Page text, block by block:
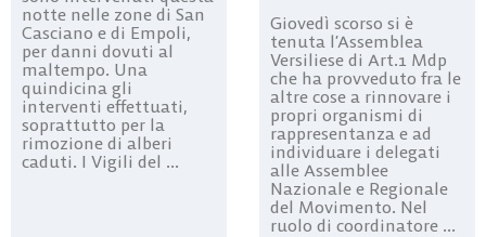
notte nelle zone di San
Casciano e di Empoli,
per danni dovuti al
maltempo. Una
quindicina gli
interventi effettuati,
soprattutto per la
rimozione di alberi
caduti. I Vigili del ...
Giovedì scorso si è
tenuta l’Assemblea
Versiliese di Art.1 Mdp
che ha provveduto fra le
altre cose a rinnovare i
propri organismi di
rappresentanza e ad
individuare i delegati
alle Assemblee
Nazionale e Regionale
del Movimento. Nel
ruolo di coordinatore ...